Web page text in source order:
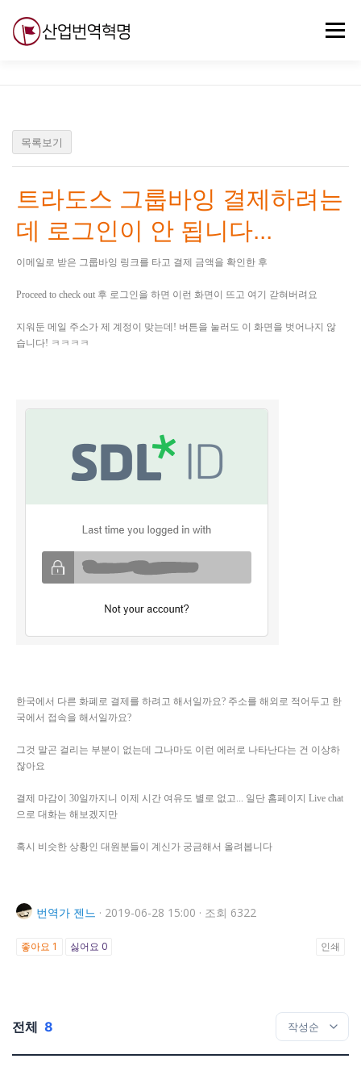
메뉴
목록보기
트라도스 그룹바잉 결제하려는
데 로그인이 안 됩니다...
이메일로 받은 그룹바잉 링크를 타고 결제 금액을 확인한 후
Proceed to check out 후 로그인을 하면 이런 화면이 뜨고 여기 갇혀버려요
지워둔 메일 주소가 제 계정이 맞는데! 버튼을 눌러도 이 화면을 벗어나지 않
습니다! ㅋㅋㅋㅋ
한국에서 다른 화폐로 결제를 하려고 해서일까요? 주소를 해외로 적어두고 한
국에서 접속을 해서일까요?
그것 말곤 걸리는 부분이 없는데 그나마도 이런 에러로 나타난다는 건 이상하
잖아요
결제 마감이 30일까지니 이제 시간 여유도 별로 없고... 일단 홈페이지 Live chat
으로 대화는 해보겠지만
혹시 비슷한 상황인 대원분들이 계신가 궁금해서 올려봅니다
번역가 젠느 · 2019-06-28 15:00 · 조회 6322
좋아요 1 싫어요 0 인쇄
전체 8